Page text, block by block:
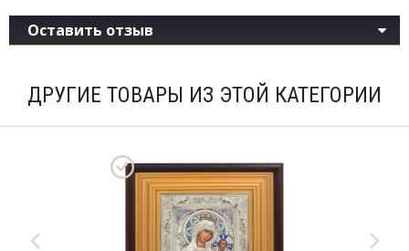
Оставить отзыв
ДРУГИЕ ТОВАРЫ ИЗ ЭТОЙ КАТЕГОРИИ